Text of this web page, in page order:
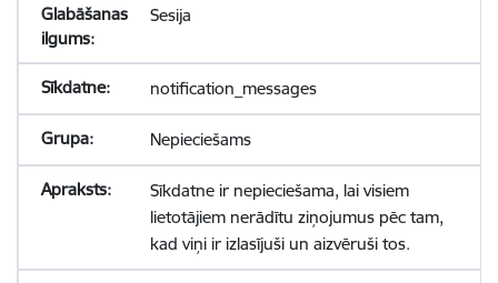
Sesija
notification_messages
Nepieciešams
Sīkdatne ir nepieciešama, lai visiem
lietotājiem nerādītu ziņojumus pēc tam,
kad viņi ir izlasījuši un aizvēruši tos.